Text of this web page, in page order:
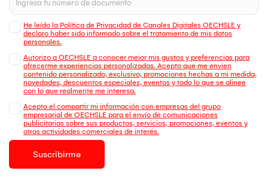
He leído la Política de Privacidad de Canales Digitales OECHSLE y
declaro haber sido informado sobre el tratamiento de mis datos
personales.
Autorizo a OECHSLE a conocer mejor mis gustos y preferencias para
ofrecerme experiencias personalizadas. Acepto que me envien
contenido personalizado, exclusivo, promociones hechas a mi medida,
novedades, descuentos especiales, eventos y todo lo que se alinee
con lo que realmente me interesa.
Acepto el compartir mi información con empresas del grupo
empresarial de OECHSLE para el envío de comunicaciones
publicitarias sobre sus productos, servicios, promociones, eventos y
otras actividades comerciales de interés.
Suscribirme